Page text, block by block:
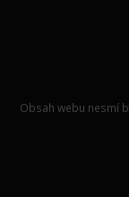
Obsah webu nesmí